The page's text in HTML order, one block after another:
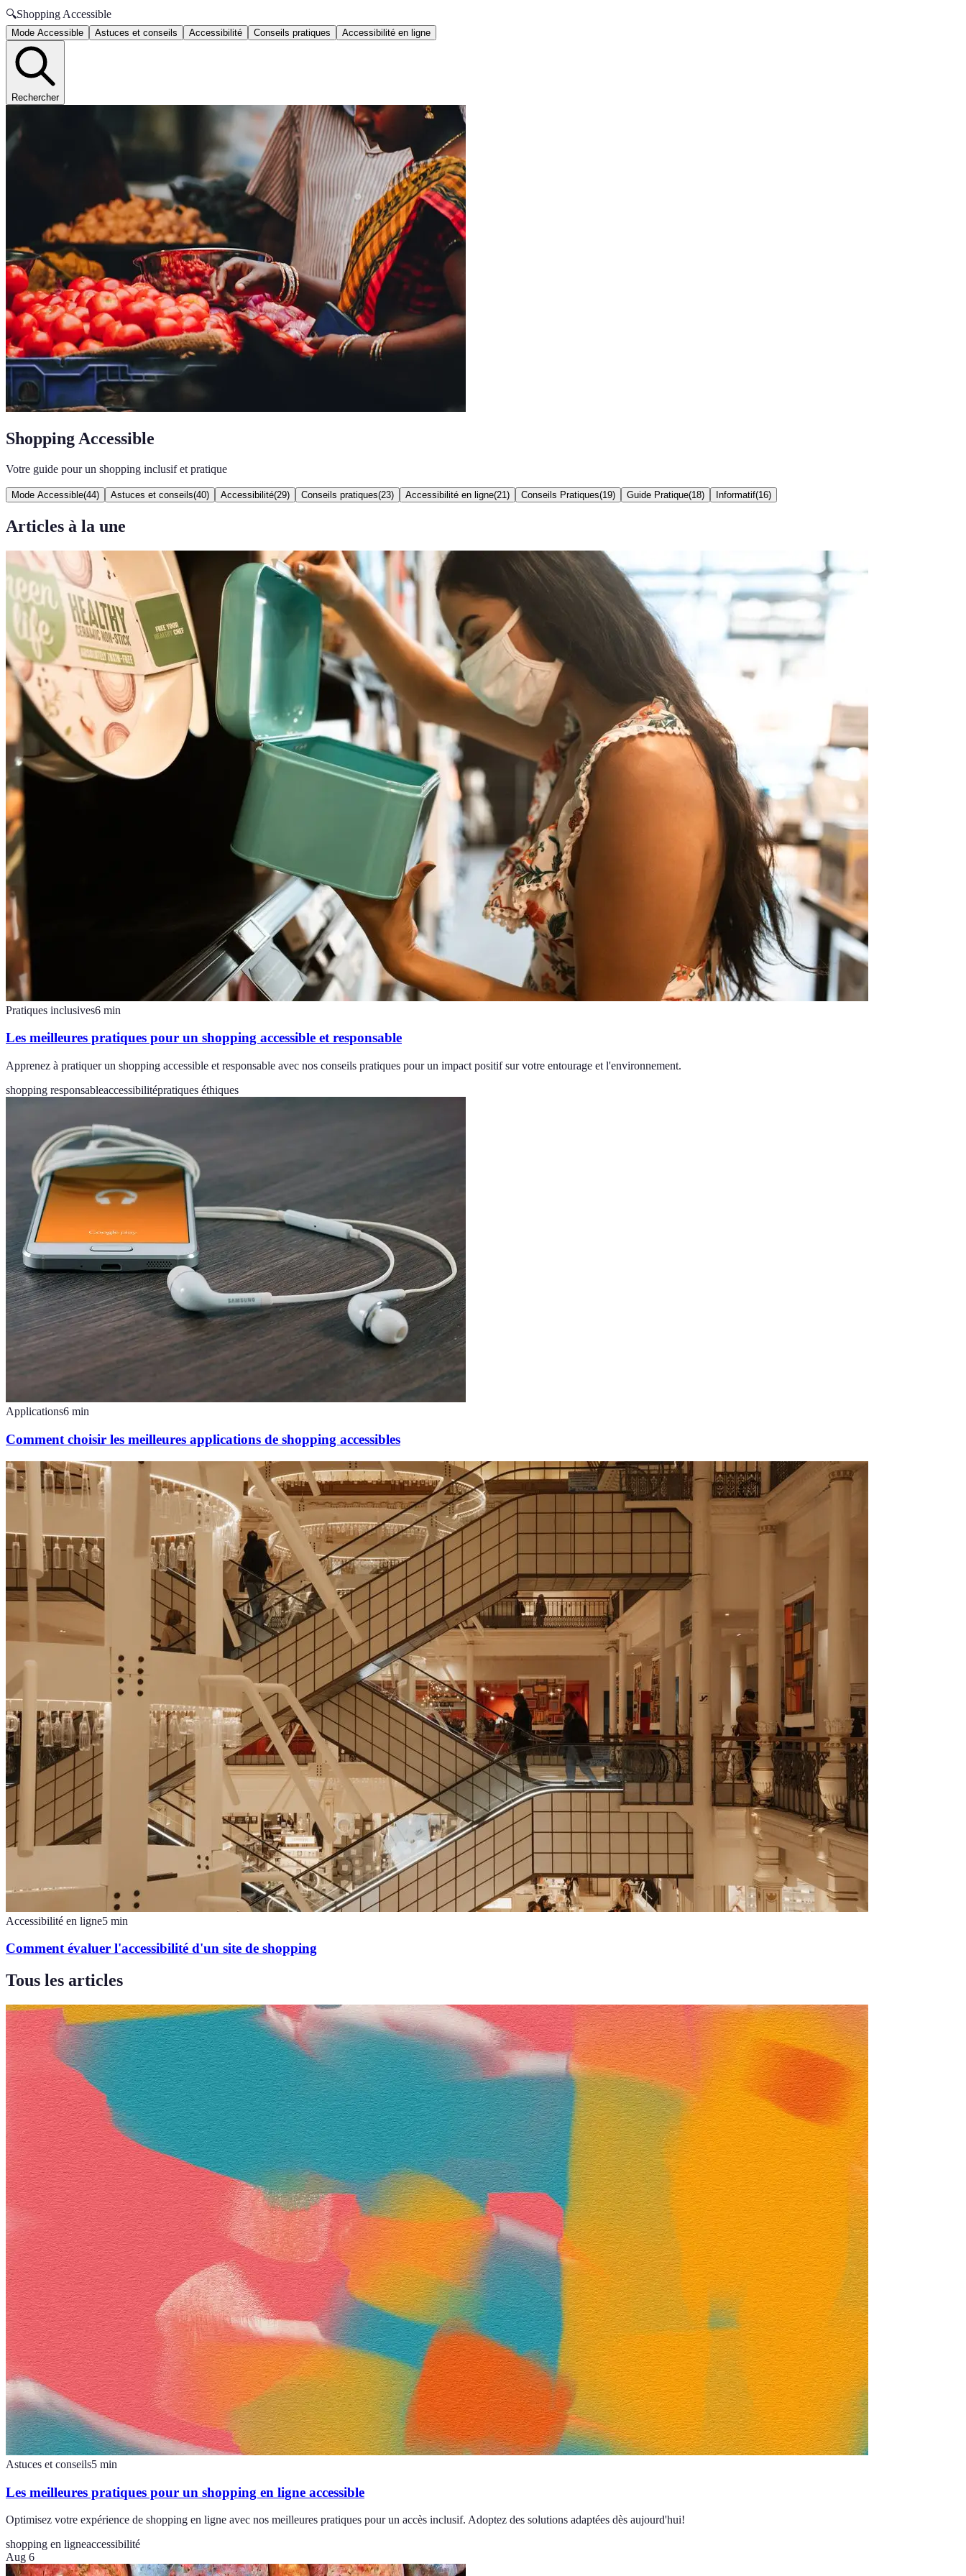
🔍Shopping Accessible
Mode Accessible Astuces et conseils Accessibilité Conseils pratiques Accessibilité en ligne
Rechercher
Shopping Accessible
Votre guide pour un shopping inclusif et pratique
Mode Accessible(44) Astuces et conseils(40) Accessibilité(29) Conseils pratiques(23) Accessibilité en ligne(21 ) Conseils Pratiques(19) Guide Pratique(18) Informatif(16)
Articles à la une
Pratiques inclusives6 min
Les meilleures pratiques pour un shopping accessible et responsable
Apprenez à pratiquer un shopping accessible et responsable avec nos conseils pratiques pour un impact positif sur votre entourage et l'environnement.
shopping responsableaccessibilitépratiques éthiques
Applications6 min
Comment choisir les meilleures applications de shopping accessibles
Accessibilité en ligne5 min
Comment évaluer l'accessibilité d'un site de shopping
Tous les articles
Astuces et conseils5 min
Les meilleures pratiques pour un shopping en ligne accessible
Optimisez votre expérience de shopping en ligne avec nos meilleures pratiques pour un accès inclusif. Adoptez des solutions adaptées dès aujourd'hui!
shopping en ligneaccessibilité
Aug 6